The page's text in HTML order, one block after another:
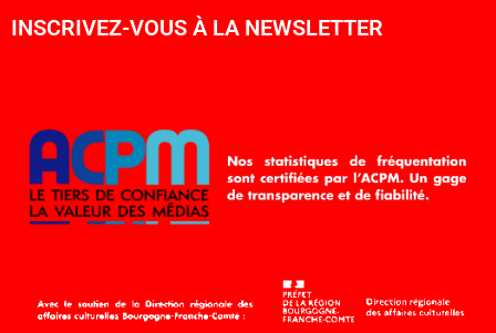
INSCRIVEZ-VOUS À LA NEWSLETTER